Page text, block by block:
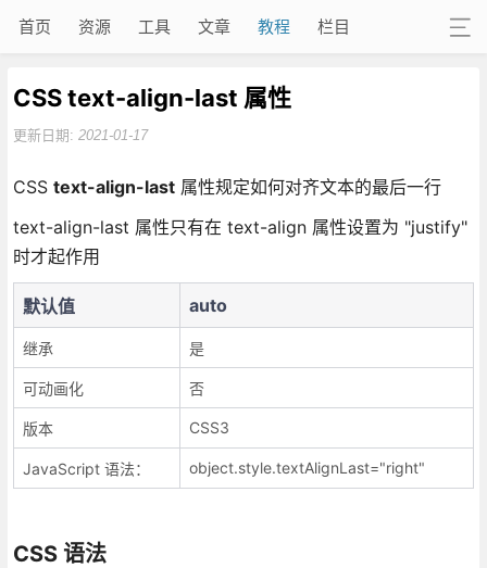
首页 资源 工具 文章 教程 栏目
CSS text-align-last 属性
更新日期: 2021-01-17
CSS text-align-last属性规定如何对齐文本的最后一行
text-align-last 属性只有在 text-align 属性设置为 "justify"
时才起作用
默认值 auto
继承 是
可动画化 否
版本 CSS3
JavaScript 语法： object.style.textAlignLast="right"
CSS 语法